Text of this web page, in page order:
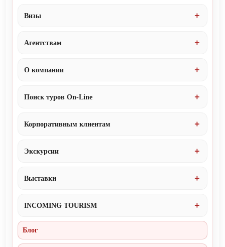
Визы
Агентствам
О компании
Поиск туров On-Line
Корпоративным клиентам
Экскурсии
Выставки
INCOMING TOURISM
Блог